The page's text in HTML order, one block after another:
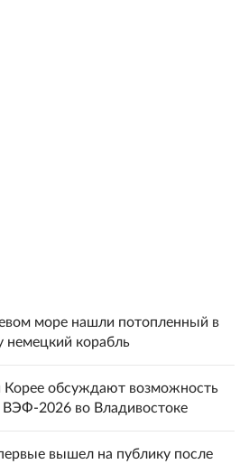
море нашли потопленный в
немецкий корабль
обсуждают возможность
ВЭФ-2026 во Владивостоке
вышел на публику после